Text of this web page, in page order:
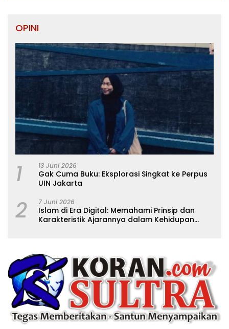
OPINI
1 13 Juni 2026
Gak Cuma Buku: Eksplorasi Singkat ke Perpus
UIN Jakarta
2 7 Juni 2026
Islam di Era Digital: Memahami Prinsip dan
Karakteristik Ajarannya dalam Kehidupan